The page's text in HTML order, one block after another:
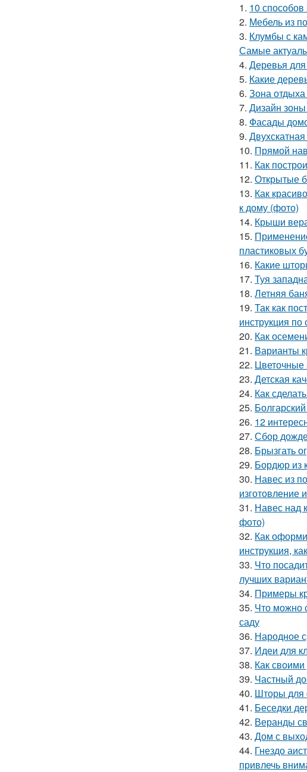
1. 10
2. Мебель из
3. Клумбы с
Самые
4. Деревья
5. Какие
6. Зона
7. Дизайн
8. Фасады
9.
10. Прямой
11. Как
12. Открытые
13. Как
к дому (фото)
14. Крыши
15.
пластиковых
16. Какие
17. Туя
18. Летняя
19. Так как
инструкция
20. Как
21. Варианты
22. Цветочные
23. Детская
24. Как
25.
26. 12
27. Сбор
28. Брызгать
29. Бордюр из
30. Навес из
изготовление
31. Навес над
фото)
32. Как
инструкция,
33. Что
лучших
34. Примеры
35. Что можно
саду
36. Народное
37. Идеи для
38. Как своими
39. Частный
40. Шторы для
41. Беседки
42. Веранды
43. Дом с
44. Гнездо
привлечь